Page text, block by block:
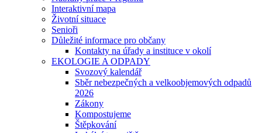
Interaktivní mapa
Životní situace
Senioři
Důležité informace pro občany
Kontakty na úřady a instituce v okolí
EKOLOGIE A ODPADY
Svozový kalendář
Sběr nebezpečných a velkoobjemových odpadů
2026
Zákony
Kompostujeme
Štěpkování